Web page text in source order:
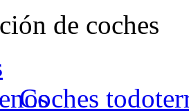
de coches
Coches